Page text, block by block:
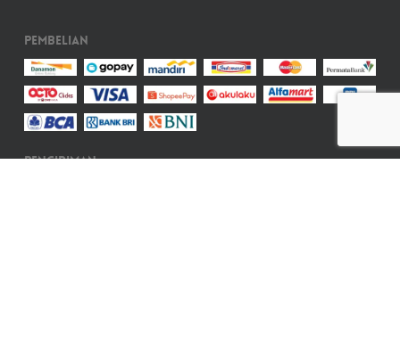
Pembelian
Pengiriman